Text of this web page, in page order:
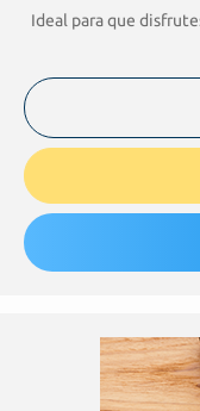
Ideal para que